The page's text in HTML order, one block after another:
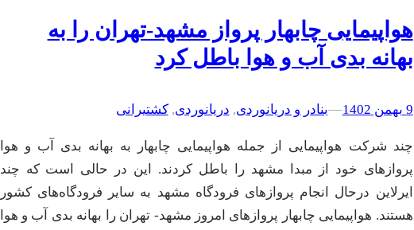
هواپیمایی چابهار پرواز مشهد-تهران را به
بهانه بدی آب و هوا باطل کرد
9 بهمن 1402 –
–بنادر و دریانوردی, دریانوردی, کشتیرانی
چند شرکت هواپیمایی از جمله هواپیمایی چابهار به بهانه بدی آب و هوا
پروازهای خود از مبدا مشهد را باطل کردند. این در حالی است که چند
ایرلاین درحال انجام پروازهای فرودگاه مشهد به سایر فرودگاه‌های کشور
هستند. هواپیمایی چابهار پروازهای امروز مشهد- تهران را بهانه بدی آب و هوا